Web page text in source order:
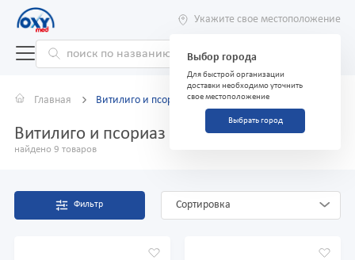
Укажите свое местоположение
Выбор города
Для быстрой организации
доставки необходимо уточнить
свое местоположение
Выбрать город
Главная Витилиго и псориаз
Витилиго и псориаз
найдено 9 товаров
Фильтр Сортировка